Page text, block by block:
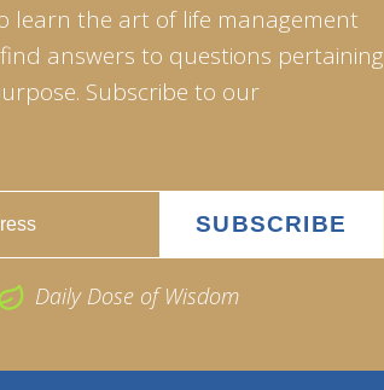
learn the art of life management
answers to questions pertaining
Subscribe to our
Daily Dose of Wisdom